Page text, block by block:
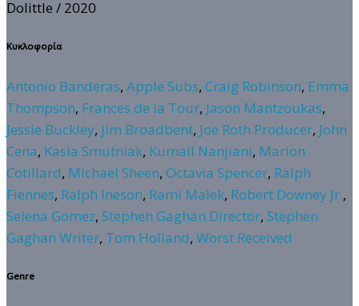
Dolittle / 2020
Κυκλοφορία
Antonio Banderas, Apple Subs, Craig Robinson, Emma
Thompson, Frances de la Tour, Jason Mantzoukas,
Jessie Buckley, Jim Broadbent, Joe Roth Producer, John
Cena, Kasia Smutniak, Kumail Nanjiani, Marion
Cotillard, Michael Sheen, Octavia Spencer, Ralph
Fiennes, Ralph Ineson, Rami Malek, Robert Downey Jr.,
Selena Gomez, Stephen Gaghan Director, Stephen
Gaghan Writer, Tom Holland, Worst Received
Genre